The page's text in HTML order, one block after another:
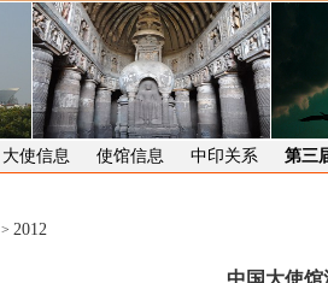
大使信息 使馆信息 中印关系 第三
> 2012
中国大使